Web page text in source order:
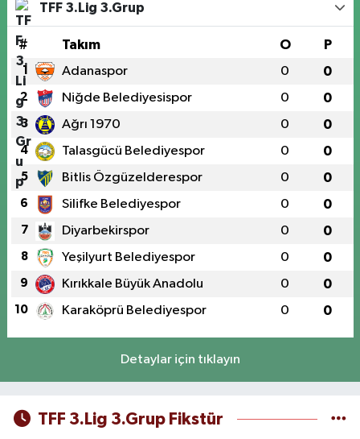
TFF 3.Lig 3.Grup
# Takım O P
1 Adanaspor 0 0
2 Niğde Belediyesispor 0 0
3 Ağrı 1970 0 0
4 Talasgücü Belediyespor 0 0
5 Bitlis Özgüzelderespor 0 0
6 Silifke Belediyespor 0 0
7 Diyarbekirspor 0 0
8 Yeşilyurt Belediyespor 0 0
9 Kırıkkale Büyük Anadolu 0 0
10 Karaköprü Belediyespor 0 0
Detaylar için tıklayın
TFF 3.Lig 3.Grup Fikstür